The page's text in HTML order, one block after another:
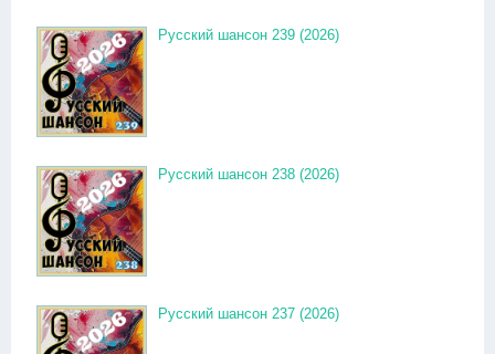
Русский шансон 239 (2026)
Русский шансон 238 (2026)
Русский шансон 237 (2026)